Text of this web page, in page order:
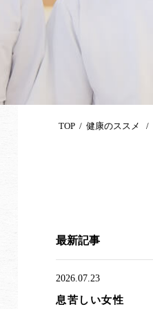
TOP 健康のススメ
最新記事
2026.07.23
息苦しい女性